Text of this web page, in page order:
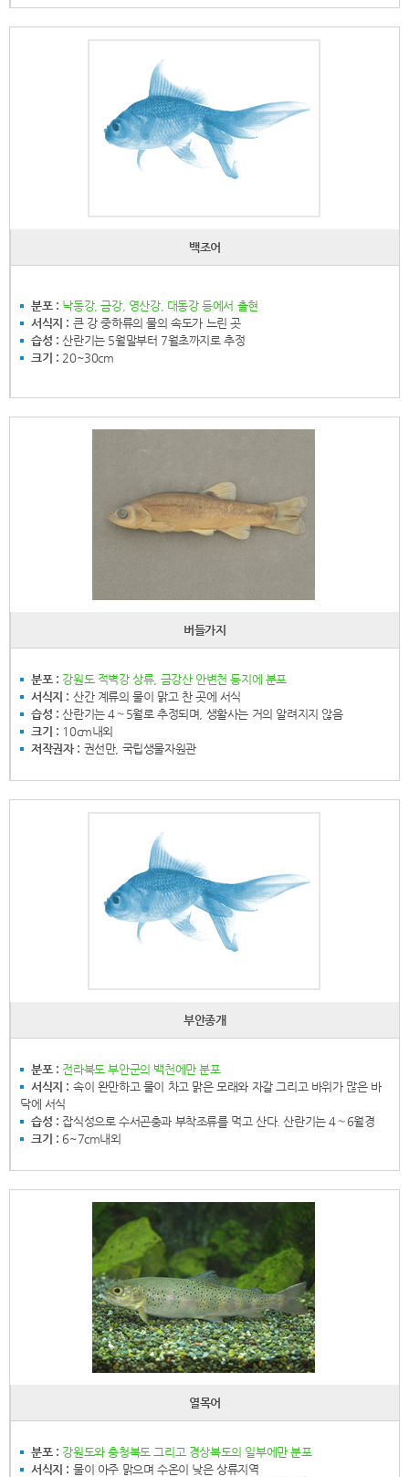
백조어
분포 : 낙동강, 금강, 영산강, 대동강 등에서 출현
서식지 : 큰 강 중하류의 물의 속도가 느린 곳
습성 : 산란기는 5월말부터 7월초까지로 추정
크기 : 20~30cm
버들가지
분포 : 강원도 적벽강 상류, 금강산 안변천 등지에 분포
서식지 : 산간 계류의 물이 맑고 찬 곳에 서식
습성 : 산란기는 4∼5월로 추정되며, 생활사는 거의 알려지지 않음
크기 : 10cm내외
저작권자 : 권선만, 국립생물자원관
부안종개
분포 : 전라북도 부안군의 백천에만 분포
서식지 : 속이 완만하고 물이 차고 맑은 모래와 자갈 그리고 바위가 많은 바
닥에 서식
습성 : 잡식성으로 수서곤충과 부착조류를 먹고 산다. 산란기는 4∼6월경
크기 : 6~7cm내외
열목어
분포 : 강원도와 충청북도 그리고 경상북도의 일부에만 분포
서식지 : 물이 아주 맑으며 수온이 낮은 상류지역